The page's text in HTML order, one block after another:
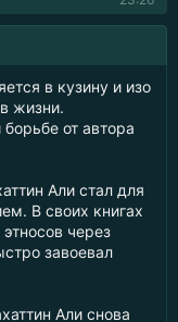
в кузину и изо
жизни.
от автора
Али стал для
В своих книгах
через
завоевал
Али снова